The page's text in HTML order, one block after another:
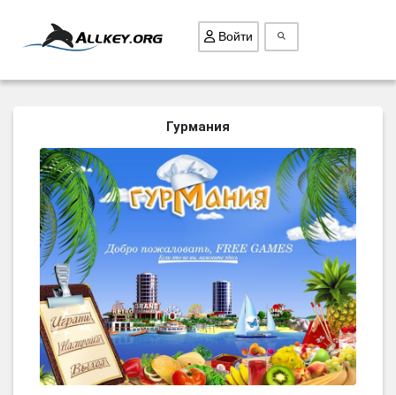
ПОИСК ПРЕДМЕТОВ
ГОЛОВОЛОМКИ
БИЗНЕС
ТРИ-В-РЯД
СТРАТЕГИИ
СТРЕЛЯЛКИ
КВЕСТ
КАК СКАЧАТЬ
НОВОСТИ
Войти
Гурмания